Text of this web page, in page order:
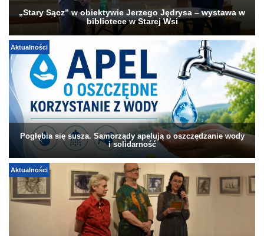
„Stary Sącz” w obiektywie Jerzego Jędrysa – wystawa w
bibliotece w Starej Wsi
Aktualności
Pogłębia się susza. Samorządy apelują o oszczędzanie wody
i solidarność
Aktualności